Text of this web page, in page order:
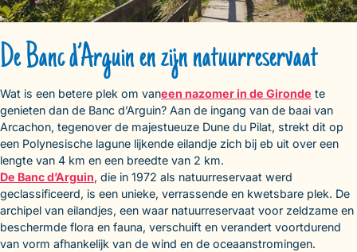
De Banc d’Arguin en zijn natuurreservaat
Wat is een betere plek om vaneen nazomer in de Gironde te
genieten dan de Banc d’Arguin? Aan de ingang van de baai van
Arcachon, tegenover de majestueuze Dune du Pilat, strekt dit op
een Polynesische lagune lijkende eilandje zich bij eb uit over een
lengte van 4 km en een breedte van 2 km.
De Banc d’Arguin, die in 1972 als natuurreservaat werd
geclassificeerd, is een unieke, verrassende en kwetsbare plek. De
archipel van eilandjes, een waar natuurreservaat voor zeldzame en
beschermde flora en fauna, verschuift en verandert voortdurend
van vorm afhankelijk van de wind en de oceaanstromingen.